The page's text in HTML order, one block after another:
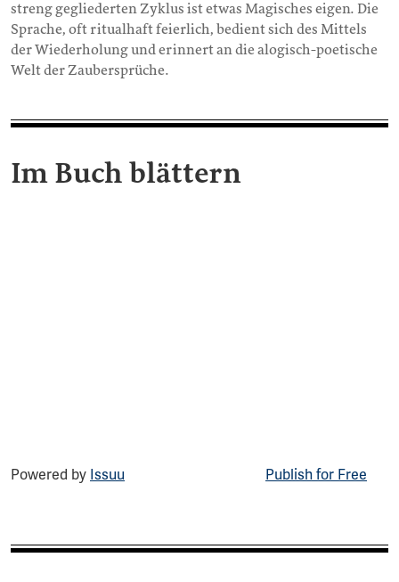
streng gegliederten Zyklus ist etwas Magisches eigen. Die
Sprache, oft ritualhaft feierlich, bedient sich des Mittels
der Wiederholung und erinnert an die alogisch-poetische
Welt der Zaubersprüche.
Im Buch blättern
Powered by Issuu Publish for Free